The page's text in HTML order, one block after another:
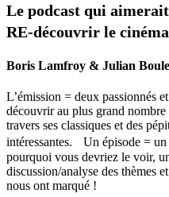
Le podcast qui
RE-découvrir le
Boris Lamfroy & Julian
L’émission = deux passionnés
découvrir au plus grand
travers ses classiques et des
intéressantes. Un épisode =
pourquoi vous devriez le voir,
discussion/analyse des thèmes
nous ont marqué !